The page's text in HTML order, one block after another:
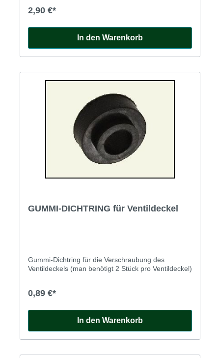
2,90 €*
In den Warenkorb
GUMMI-DICHTRING für Ventildeckel
Gummi-Dichtring für die Verschraubung des
Ventildeckels (man benötigt 2 Stück pro Ventildeckel)
0,89 €*
In den Warenkorb